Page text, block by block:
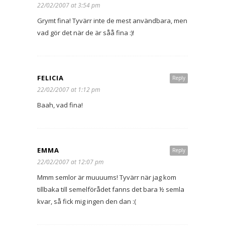
22/02/2007 at 3:54 pm
Grymt fina! Tyvärr inte de mest användbara, men
vad gör det när de är såå fina :)!
Reply
FELICIA
22/02/2007 at 1:12 pm
Baah, vad fina!
Reply
EMMA
22/02/2007 at 12:07 pm
Mmm semlor är muuuums! Tyvärr när jag kom
tillbaka till semelförådet fanns det bara ½ semla
kvar, så fick mig ingen den dan :(